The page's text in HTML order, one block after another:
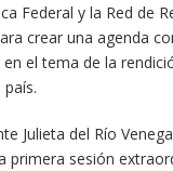
Federal y la Red de
crear una agenda
el tema de la
Julieta del Río
primera sesión